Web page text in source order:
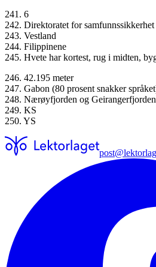
241. 6
242. Direktoratet for samfunnssikkerhet
243. Vestland
244. Filippinene
245. Hvete har kortest, rug i midten,
246. 42.195 meter
247. Gabon (80 prosent snakker
248. Nærøyfjorden og Geirangerfjorden
249. KS
250. YS